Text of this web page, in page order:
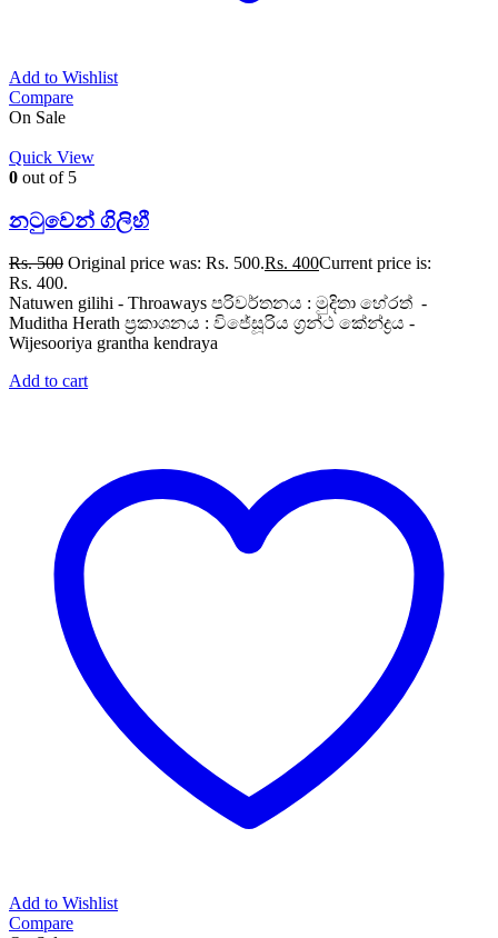
Add to Wishlist
Compare
On Sale
Quick View
0 out of 5
නටුවෙන් ගිලිහී
Rs.500 Original price was: Rs. 500.Rs. 400Current price is:
Rs. 400.
Natuwen gilihi - Throaways පරිවර්තනය : මුදිතා හේරත් -
Muditha Herath ප්‍රකාශනය : විජේසූරිය ග්‍රන්ථ කේන්ද්‍රය -
Wijesooriya grantha kendraya
Add to cart
Add to Wishlist
Compare